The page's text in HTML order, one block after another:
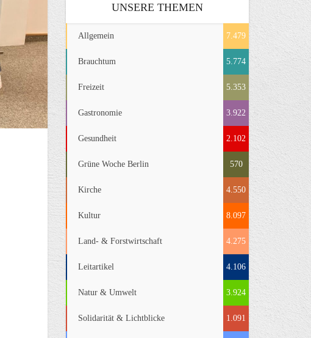
UNSERE THEMEN
Allgemein 7.479
Brauchtum 5.774
Freizeit 5.353
Gastronomie 3.922
Gesundheit 2.102
Grüne Woche Berlin 570
Kirche 4.550
Kultur 8.097
Land- & Forstwirtschaft 4.275
Leitartikel 4.106
Natur & Umwelt 3.924
Solidarität & Lichtblicke 1.091